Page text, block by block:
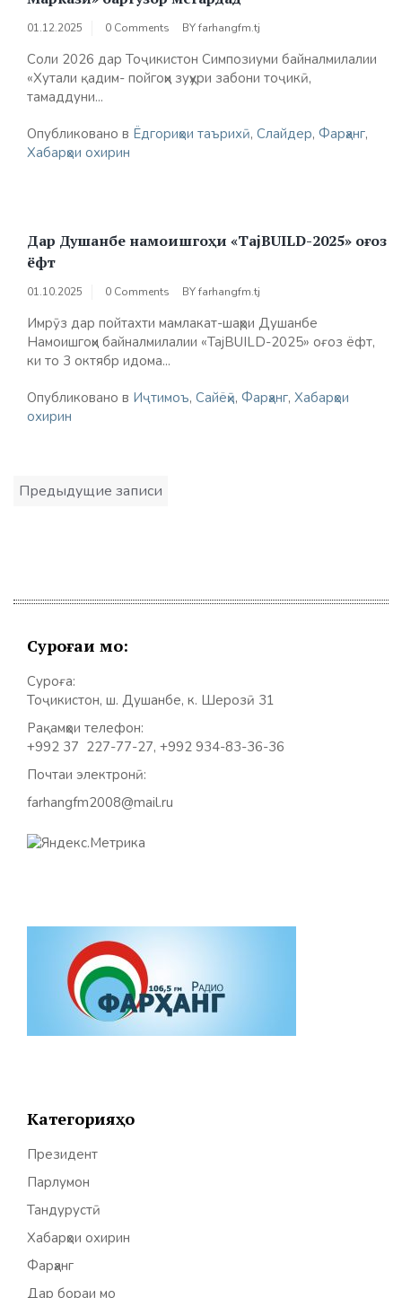
01.12.2025 0 Comments BYfarhangfm.tj
Соли 2026 дар Тоҷикистон Симпозиуми байналмилалии
«Хутали қадим- пойгоҳи зуҳури забони тоҷикӣ,
тамаддуни...
Опубликовано в Ёдгориҳои таърихӣ, Слайдер, Фарҳанг,
Хабарҳои охирин
Дар Душанбе намоишгоҳи «TajBUILD-2025» оғоз
ёфт
01.10.2025 0 Comments BYfarhangfm.tj
Имрӯз дар пойтахти мамлакат-шаҳри Душанбе
Намоишгоҳи байналмилалии «TajBUILD-2025» оғоз ёфт,
ки то 3 октябр идома...
Опубликовано в Иҷтимоъ, Сайёҳӣ, Фарҳанг, Хабарҳои
охирин
Навигация
по
Предыдущие записи
Суроғаи мо:
Суроға:
Тоҷикистон, ш. Душанбе, к. Шерозӣ 31
Рақамҳои телефон:
+992 37 227-77-27, +992 934-83-36-36
Почтаи электронӣ:
farhangfm2008@mail.ru
Категорияҳо
Президент
Парлумон
Тандурустӣ
Хабарҳои охирин
Фарҳанг
Дар бораи мо